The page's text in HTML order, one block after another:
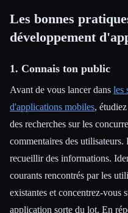
Les bonnes
développement
1. Connais ton public
Avant de vous lancer dans les
d'applications mobiles,
des recherches sur les
commentaires des utilisateurs.
recueillir des informations.
courants rencontrés par les
existantes et concentrez-vous
application sorte du lot. En